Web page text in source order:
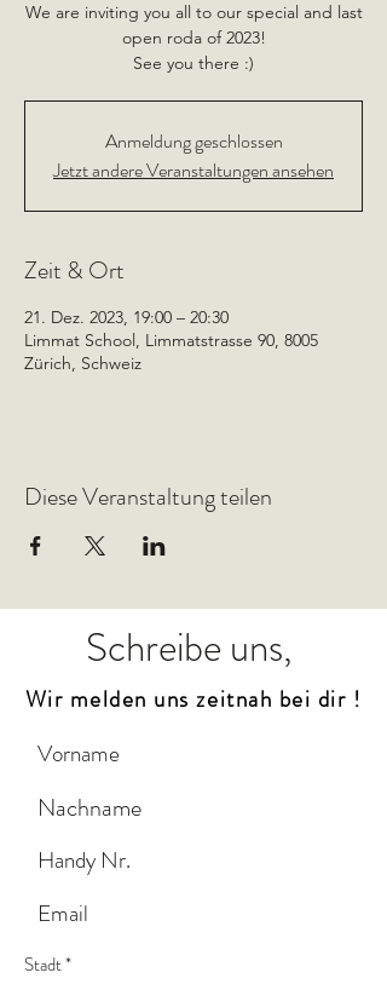
We are inviting you all to our special and last
open roda of 2023!
See you there :)
Anmeldung geschlossen
Jetzt andere Veranstaltungen ansehen
Zeit & Ort
21. Dez. 2023, 19:00 – 20:30
Limmat School, Limmatstrasse 90, 8005
Zürich, Schweiz
Diese Veranstaltung teilen
Schreibe uns,
Wir melden uns zeitnah bei dir !
Stadt*